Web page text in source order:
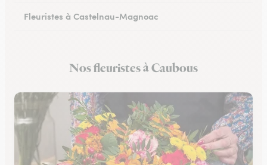
Fleuristes à Castelnau-Magnoac
Nos fleuristes à Caubous